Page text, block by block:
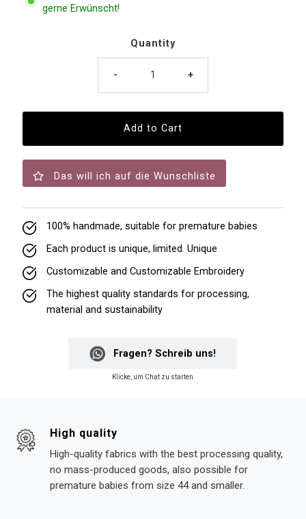
gerne Erwünscht!
Quantity
- +
Das will ich auf die Wunschliste
100% handmade, suitable for premature babies
Each product is unique, limited. Unique
Customizable and Customizable Embroidery
The highest quality standards for processing,
material and sustainability
Fragen? Schreib uns!
Klicke, um Chat zu starten
High quality
High-quality fabrics with the best processing quality,
no mass-produced goods, also possible for
premature babies from size 44 and smaller.